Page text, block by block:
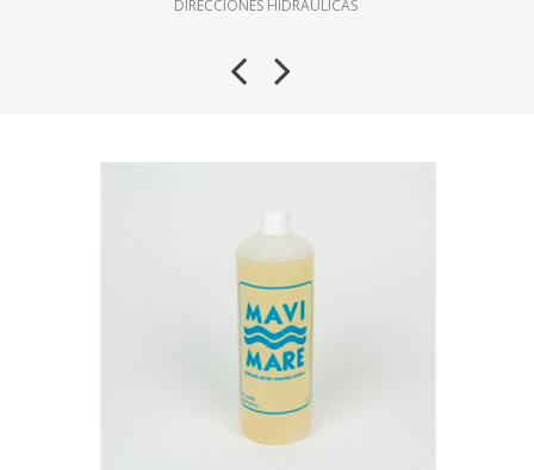
DIRECCIONES HIDRAULICAS